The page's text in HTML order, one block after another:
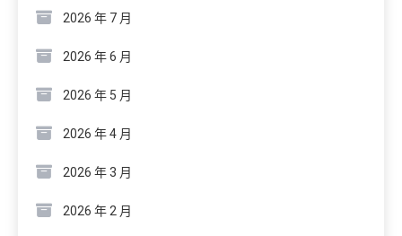
2026 年 7 月
2026 年 6 月
2026 年 5 月
2026 年 4 月
2026 年 3 月
2026 年 2 月